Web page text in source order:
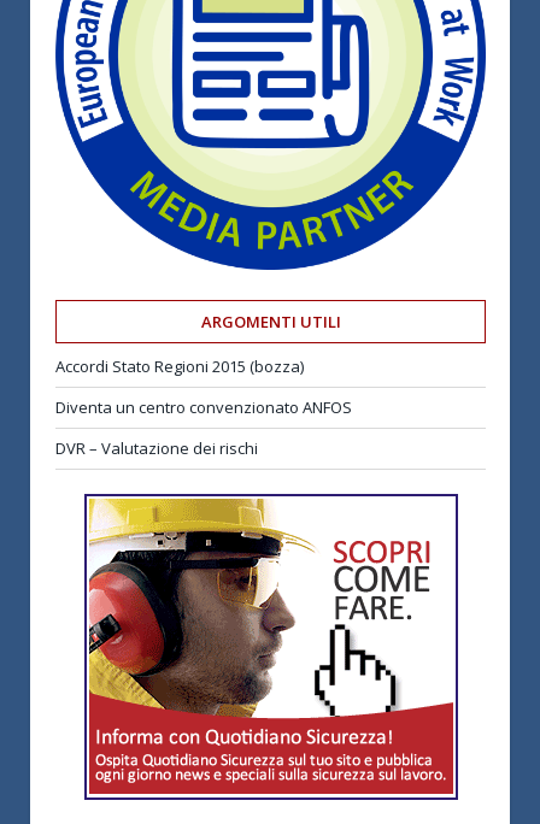
ARGOMENTI UTILI
Accordi Stato Regioni 2015 (bozza)
Diventa un centro convenzionato ANFOS
DVR – Valutazione dei rischi